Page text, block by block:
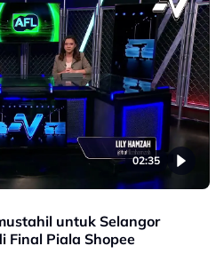
02:35
untuk Selangor
Final Piala Shopee